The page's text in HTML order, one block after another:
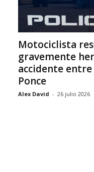
Motociclista
gravemente
accidente
Ponce
Alex David - 26 julio 2026